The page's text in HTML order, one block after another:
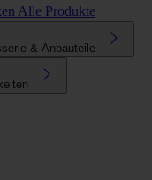
Alle Produkte
& Anbauteile